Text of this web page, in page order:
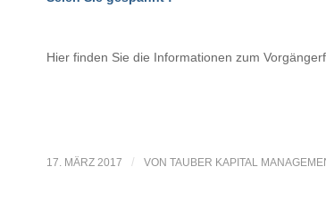
Hier finden Sie die Informationen zum
17. MÄRZ 2017 / VON TAUBER KAPITAL